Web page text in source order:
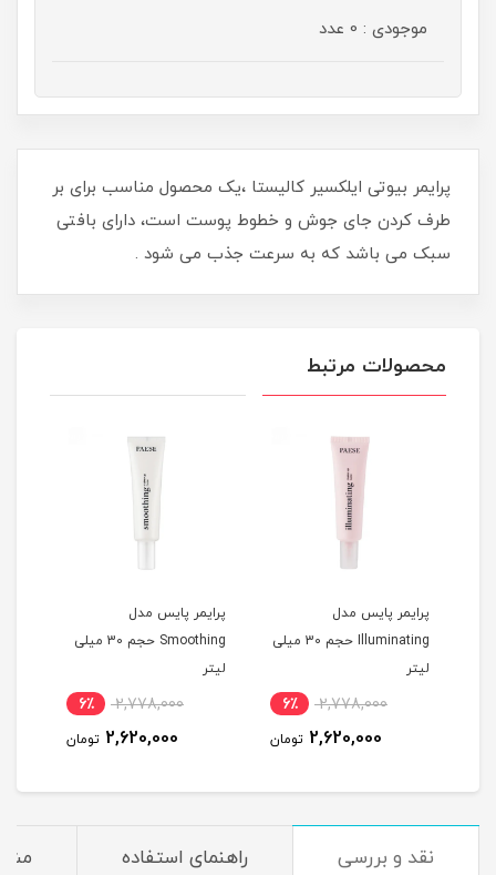
موجودی : 0 عدد
پرایمر بیوتی ایلکسیر کالیستا ،یک محصول مناسب برای بر
طرف کردن جای جوش و خطوط پوست است، دارای بافتی
سبک می باشد که به سرعت جذب می شود .
محصولات مرتبط
پرایمر پایس مدل
Illuminating حجم 30 میلی
لیتر
2,778,000 6٪
2,620,000 تومان
پرایمر پایس مدل
Smoothing حجم 30 میلی
لیتر
2,778,000 6٪
2,620,000 تومان
نقد و بررسی راهنمای استفاده